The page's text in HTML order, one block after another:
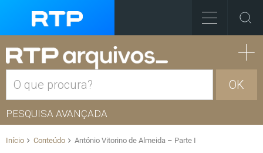
OK
PESQUISA AVANÇADA
Início Conteúdo António Vitorino de Almeida – Parte I